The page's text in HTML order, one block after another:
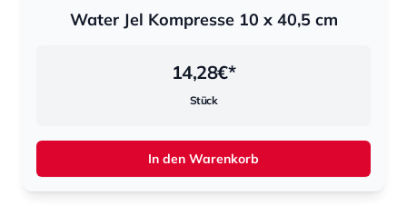
Water Jel Kompresse 10 x 40,5 cm
14,28€*
Stück
In den Warenkorb